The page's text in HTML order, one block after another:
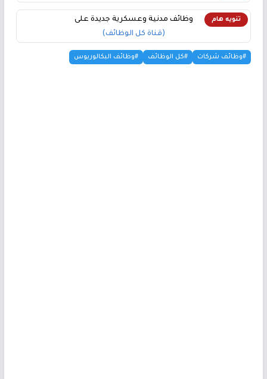
تنويه هام
وظائف مدنية وعسكرية جديدة على
(قناة كل الوظائف)
#وظائف شركات #كل الوظائف #وظائف البكالوريوس